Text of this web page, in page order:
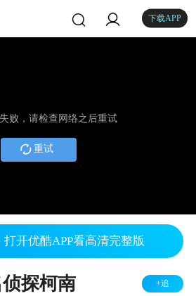
下载APP
败，请检查网络之后重试
重试
开优酷APP看高清完整版
探柯南 +追